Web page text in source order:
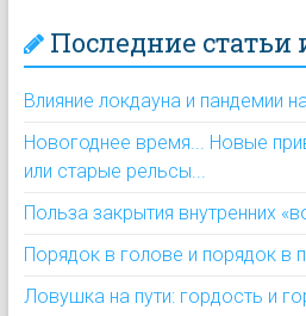
Последние статьи
Влияние локдауна и пандемии
Новогоднее время... Новые
или старые рельсы...
Польза закрытия внутренних
Порядок в голове и порядок в
Ловушка на пути: гордость и